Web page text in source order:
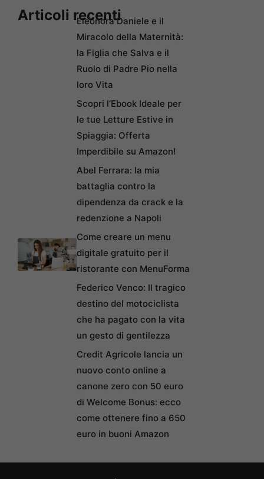
Articoli recentiEleonora Daniele e il
Miracolo della Maternità:
la Figlia che Salva e il
Ruolo di Padre Pio nella
loro Vita
Scopri l’Ebook Ideale per
le tue Letture Estive in
Spiaggia: Offerta
Imperdibile su Amazon!
Abel Ferrara: la mia
battaglia contro la
dipendenza da crack e la
redenzione a Napoli
Come creare un menu
digitale gratuito per il
ristorante con MenuForma
Federico Venco: Il tragico
destino del motociclista
che ha pagato con la vita
un gesto di gentilezza
Credit Agricole lancia un
nuovo conto online a
canone zero con 50 euro
di Welcome Bonus: ecco
come ottenere fino a 650
euro in buoni Amazon